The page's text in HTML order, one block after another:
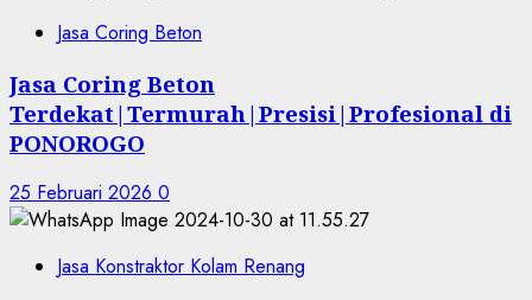
Jasa Coring Beton
Jasa Coring Beton
Terdekat|Termurah|Presisi|Profesional di
PONOROGO
25 Februari 2026 0
Jasa Konstraktor Kolam Renang